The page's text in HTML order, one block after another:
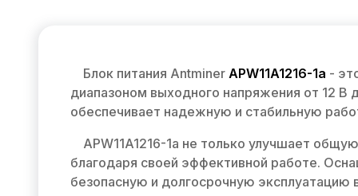
Блок питания Antminer APW11A1216-1a -
диапазоном выходного напряжения от 12
обеспечивает надежную и стабильную
APW11A1216-1a не только улучшает
благодаря своей эффективной работе.
безопасную и долгосрочную эксплуатацию